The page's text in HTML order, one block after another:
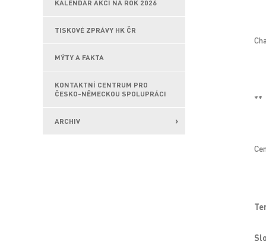
KALENDÁŘ AKCÍ NA ROK 2026
TISKOVÉ ZPRÁVY HK ČR
MÝTY A FAKTA
KONTAKTNÍ CENTRUM PRO
ČESKO-NĚMECKOU SPOLUPRÁCI
ARCHIV
**